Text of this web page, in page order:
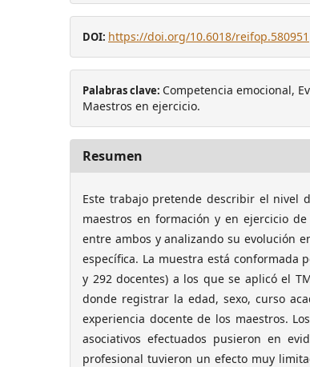
DOI: https://doi.org/10.6018/reifop.580951
Palabras clave: Competencia emocional,
Maestros en ejercicio.
Resumen
Este trabajo pretende describir el nivel
maestros en formación y en ejercicio
entre ambos y analizando su evolución
específica. La muestra está conformada
y 292 docentes) a los que se aplicó el
donde registrar la edad, sexo, curso
experiencia docente de los maestros.
asociativos efectuados pusieron en
profesional tuvieron un efecto muy